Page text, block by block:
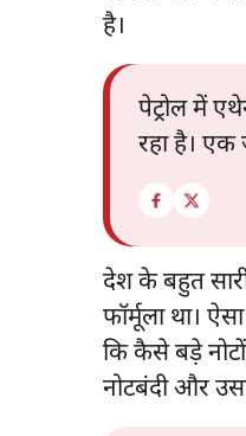
है।
पेट्रोल में
रहा है।
देश के बहुत
फॉर्मूला था।
कि कैसे बड़े
नोटबंदी और